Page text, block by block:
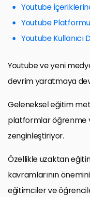
Youtube
Youtube
Youtube Kullanıcı
Youtube ve yeni
devrim yaratmaya
Geleneksel eğitim
platformlar öğrenme
zenginleştiriyor.
Özellikle uzaktan
kavramlarının
eğitimciler ve